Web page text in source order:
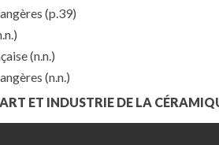
(p.39)
(n.n.)
(n.n.)
ET INDUSTRIE DE LA